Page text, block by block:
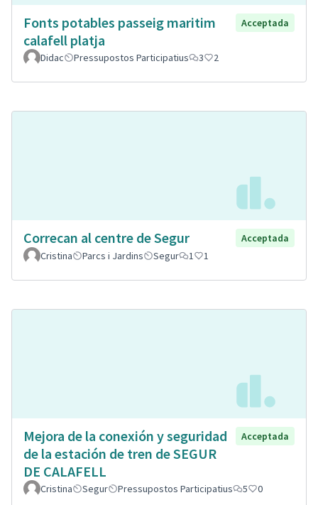
Fonts potables passeig maritim
calafell platja
Acceptada
Didac Pressupostos Participatius 3 2
Correcan al centre de Segur
Acceptada
Cristina
Parcs i Jardins Segur 1 1
Mejora de la conexión y seguridad
de la estación de tren de SEGUR
DE CALAFELL
Acceptada
Cristina Segur Pressupostos Participatius 5 0